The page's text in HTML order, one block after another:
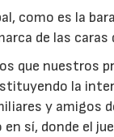
como es la
de las caras
que nuestros
la
y amigos
sí, donde el